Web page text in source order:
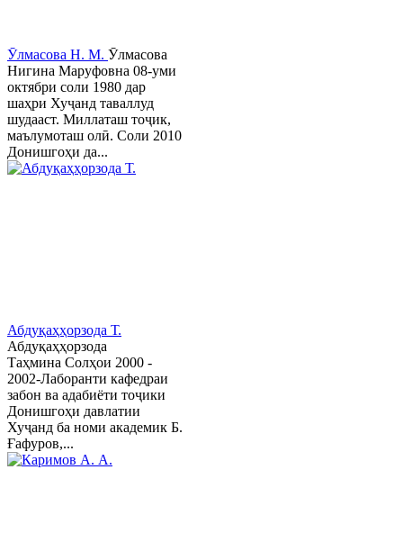
Ӯлмасова Н. М. Ӯлмасова
Нигина Маруфовна 08-уми
октябри соли 1980 дар
шаҳри Хуҷанд таваллуд
шудааст. Миллаташ тоҷик,
маълумоташ олӣ. Соли 2010
Донишгоҳи да...
Абдуқаҳҳорзода Т.
Абдуқаҳҳорзода
Таҳмина Солҳои 2000 -
2002-Лаборанти кафедраи
забон ва адабиёти тоҷики
Донишгоҳи давлатии
Хуҷанд ба номи академик Б.
Ғафуров,...